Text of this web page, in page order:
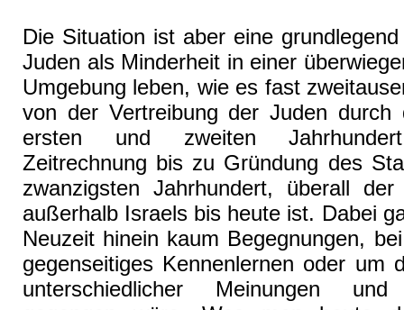
Die Situation ist aber eine
Juden als Minderheit in einer
Umgebung leben, wie es fast
von der Vertreibung der Juden durch
ersten und zweiten
Zeitrechnung bis zu Gründung des
zwanzigsten Jahrhundert, überall
außerhalb Israels bis heute ist. Dabei
Neuzeit hinein kaum Begegnungen,
gegenseitiges Kennenlernen oder um
unterschiedlicher Meinungen und